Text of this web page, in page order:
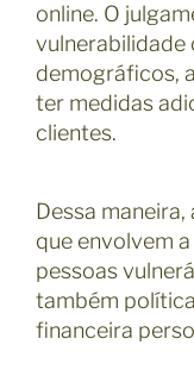
online. O
vulnerabilidade
demográficos,
ter medidas
clientes.
Dessa
que envolvem
pessoas
também
financeira